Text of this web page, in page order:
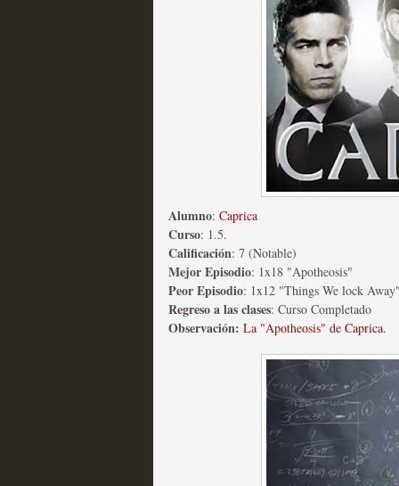
La barrera de las 500
desde Silicon Valley
Recomendación de la semana
Mi experiencia como
MOLTISANTI
Recomendación de la semana
Alumno: Caprica
Curso: 1.5.
Calificación: 7 (Notable)
Mejor Episodio: 1x18 "Apotheosis"
Peor Episodio: 1x12 "Things We lock Away"
Regreso a las clases: Curso Completado
Observación: La "Apotheosis" de Caprica.